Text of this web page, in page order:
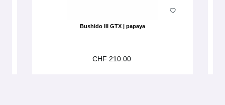
Bushido III GTX | papaya
CHF 210.00